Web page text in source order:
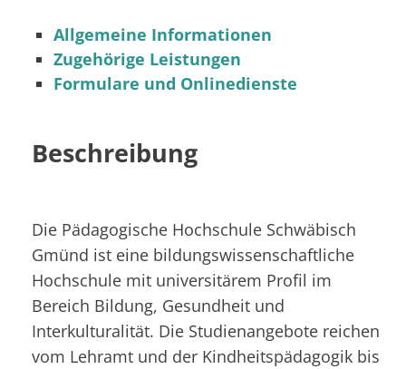
Allgemeine Informationen
Zugehörige Leistungen
Formulare und Onlinedienste
Beschreibung
Die Pädagogische Hochschule Schwäbisch
Gmünd ist eine bildungswissenschaftliche
Hochschule mit universitärem Profil im
Bereich Bildung, Gesundheit und
Interkulturalität. Die Studienangebote reichen
vom Lehramt und der Kindheitspädagogik bis